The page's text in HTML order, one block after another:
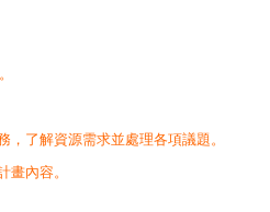
，了解資源需求並處理各項議題。
畫內容。